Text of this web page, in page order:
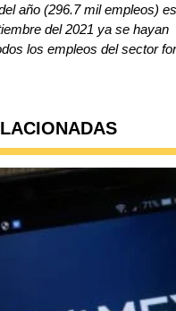
año (296.7 mil empleos)
del 2021 ya se hayan
los empleos del sector